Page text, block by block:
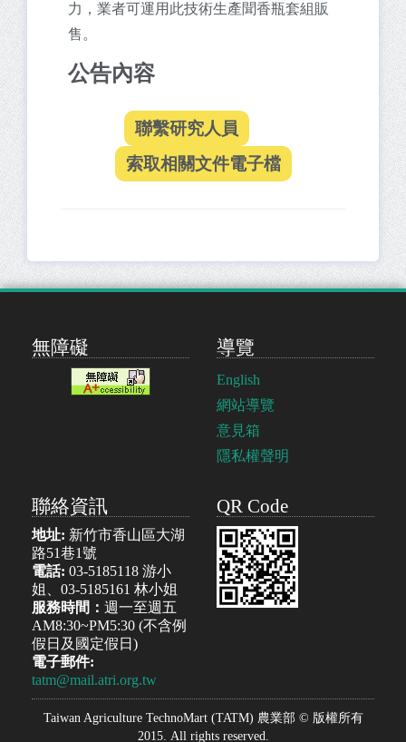
力，業者可運用此技術生產聞香瓶套組販
售。
公告內容
無障礙 導覽
English
網站導覽
意見箱
隱私權聲明
聯絡資訊
地址: 新竹市香山區大湖
路51巷1號
電話: 03-5185118 游小
姐、03-5185161 林小姐
服務時間： 週一至週五
AM8:30~PM5:30 (不含例
假日及國定假日)
電子郵件:
tatm@mail.atri.org.tw
QR Code
Taiwan Agriculture TechnoMart (TATM) 農業部 © 版權所有
2015. All rights reserved.